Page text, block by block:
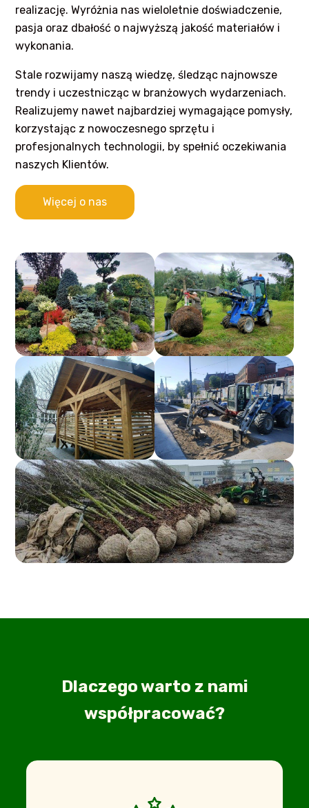
realizację. Wyróżnia nas wieloletnie doświadczenie,
pasja oraz dbałość o najwyższą jakość materiałów i
wykonania.
Stale rozwijamy naszą wiedzę, śledząc najnowsze
trendy i uczestnicząc w branżowych wydarzeniach.
Realizujemy nawet najbardziej wymagające pomysły,
korzystając z nowoczesnego sprzętu i
profesjonalnych technologii, by spełnić oczekiwania
naszych Klientów.
Więcej o nas
Dlaczego warto z nami
współpracować?